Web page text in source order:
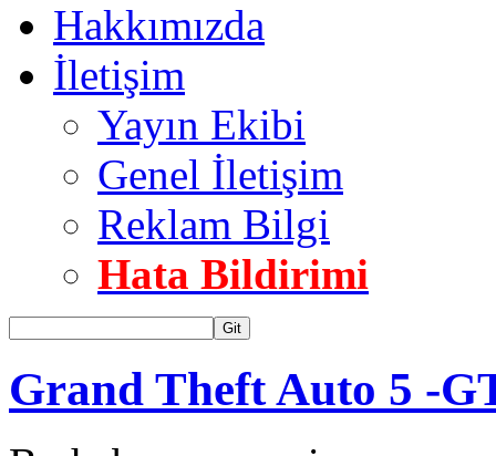
Hakkımızda
İletişim
Yayın Ekibi
Genel İletişim
Reklam Bilgi
Hata Bildirimi
Git
Grand Theft Auto 5 -